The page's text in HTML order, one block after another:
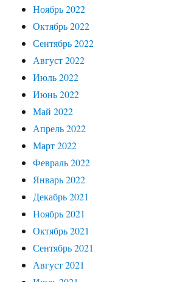
Ноябрь 2022
Октябрь 2022
Сентябрь 2022
Август 2022
Июль 2022
Июнь 2022
Май 2022
Апрель 2022
Март 2022
Февраль 2022
Январь 2022
Декабрь 2021
Ноябрь 2021
Октябрь 2021
Сентябрь 2021
Август 2021